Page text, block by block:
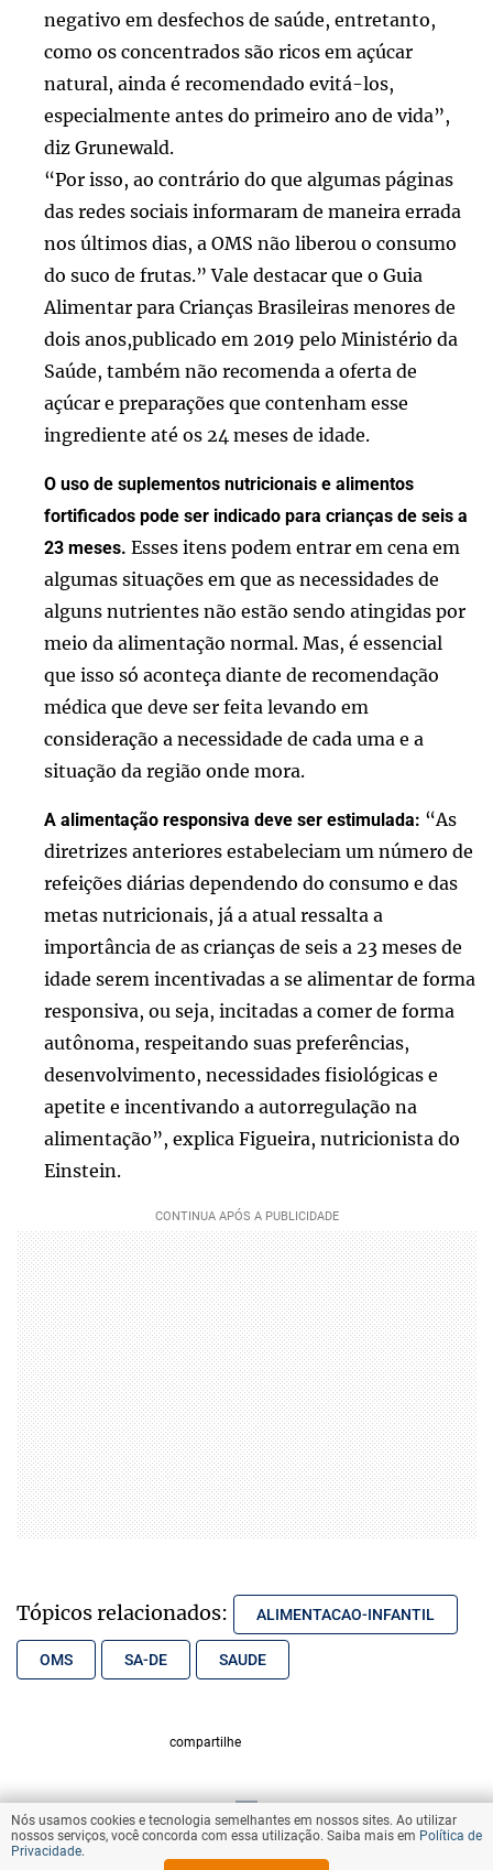
negativo em desfechos de saúde, entretanto,
como os concentrados são ricos em açúcar
natural, ainda é recomendado evitá-los,
especialmente antes do primeiro ano de vida”,
diz Grunewald.
“Por isso, ao contrário do que algumas páginas
das redes sociais informaram de maneira errada
nos últimos dias, a OMS não liberou o consumo
do suco de frutas.” Vale destacar que o Guia
Alimentar para Crianças Brasileiras menores de
dois anos,publicado em 2019 pelo Ministério da
Saúde, também não recomenda a oferta de
açúcar e preparações que contenham esse
ingrediente até os 24 meses de idade.
O uso de suplementos nutricionais e alimentos
fortificados pode ser indicado para crianças de seis a
23 meses. Esses itens podem entrar em cena em
algumas situações em que as necessidades de
alguns nutrientes não estão sendo atingidas por
meio da alimentação normal. Mas, é essencial
que isso só aconteça diante de recomendação
médica que deve ser feita levando em
consideração a necessidade de cada uma e a
situação da região onde mora.
A alimentação responsiva deve ser estimulada: “As
diretrizes anteriores estabeleciam um número de
refeições diárias dependendo do consumo e das
metas nutricionais, já a atual ressalta a
importância de as crianças de seis a 23 meses de
idade serem incentivadas a se alimentar de forma
responsiva, ou seja, incitadas a comer de forma
autônoma, respeitando suas preferências,
desenvolvimento, necessidades fisiológicas e
apetite e incentivando a autorregulação na
alimentação”, explica Figueira, nutricionista do
Einstein.
Tópicos relacionados: ALIMENTACAO-INFANTIL
OMS SA-DE SAUDE
compartilhe
VOLTAR AO TOPO
Nós usamos cookies e tecnologia semelhantes em nossos sites. Ao utilizar
nossos serviços, você concorda com essa utilização. Saiba mais em Política de
Privacidade.